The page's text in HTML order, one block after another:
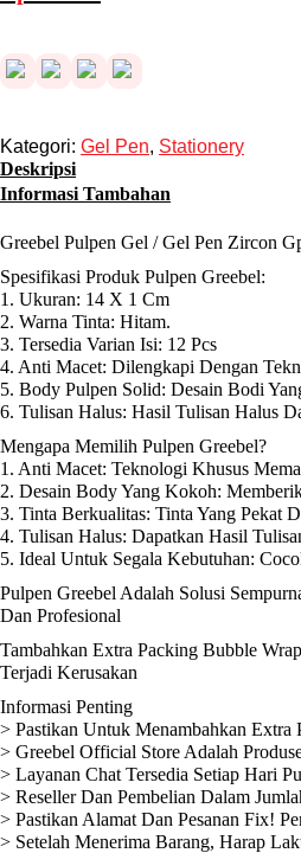
aslinya
saat
Rp 43.550.
Kategori: Gel Pen, Stationery
Deskripsi
Informasi Tambahan
Greebel Pulpen Gel / Gel Pen Zircon
Spesifikasi Produk Pulpen Greebel:
1. Ukuran: 14 X 1 Cm
2. Warna Tinta: Hitam.
3. Tersedia Varian Isi: 12 Pcs
4. Anti Macet: Dilengkapi Dengan
5. Body Pulpen Solid: Desain Bodi
6. Tulisan Halus: Hasil Tulisan Halus
Mengapa Memilih Pulpen Greebel?
1. Anti Macet: Teknologi Khusus
2. Desain Body Yang Kokoh:
3. Tinta Berkualitas: Tinta Yang Pekat
4. Tulisan Halus: Dapatkan Hasil
5. Ideal Untuk Segala Kebutuhan:
Pulpen Greebel Adalah Solusi
Dan Profesional
Tambahkan Extra Packing Bubble
Terjadi Kerusakan
Informasi Penting
> Pastikan Untuk Menambahkan Extra
> Greebel Official Store Adalah
> Layanan Chat Tersedia Setiap Hari
> Reseller Dan Pembelian Dalam
> Pastikan Alamat Dan Pesanan Fix!
> Setelah Menerima Barang, Harap